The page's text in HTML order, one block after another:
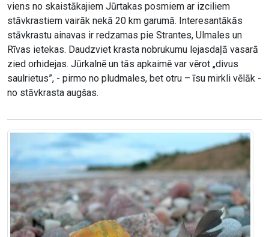
viens no skaistākajiem Jūrtakas posmiem ar izciliem
stāvkrastiem vairāk nekā 20 km garumā. Interesantākās
stāvkrastu ainavas ir redzamas pie Strantes, Ulmales un
Rīvas ietekas. Daudzviet krasta nobrukumu lejasdaļā vasarā
zied orhidejas. Jūrkalnē un tās apkaimē var vērot „divus
saulrietus”, - pirmo no pludmales, bet otru – īsu mirkli vēlāk -
no stāvkrasta augšas.